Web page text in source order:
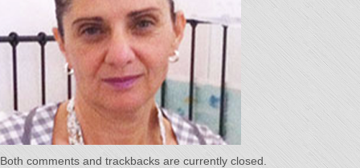
"L'Or du
Temps"
Both comments and trackbacks are currently closed.